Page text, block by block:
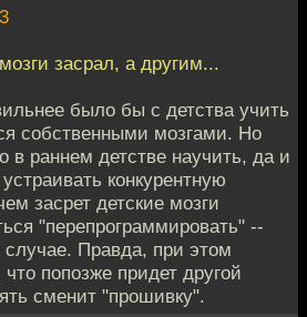
засрал, а другим...
было бы с детства учить
собственными мозгами. Но
в раннем детстве научить, да и
конкурентную
засрет детские мозги
"перепрограммировать" --
случае. Правда, при этом
что попозже придет другой
сменит "прошивку".